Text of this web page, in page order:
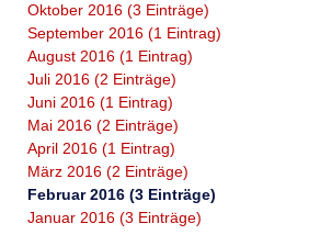
Oktober 2016 (3 Einträge)
September 2016 (1 Eintrag)
August 2016 (1 Eintrag)
Juli 2016 (2 Einträge)
Juni 2016 (1 Eintrag)
Mai 2016 (2 Einträge)
April 2016 (1 Eintrag)
März 2016 (2 Einträge)
Februar 2016 (3 Einträge)
Januar 2016 (3 Einträge)